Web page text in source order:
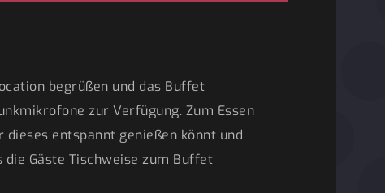
begrüßen und das Buffet
zur Verfügung. Zum Essen
entspannt genießen könnt und
Gäste Tischweise zum Buffet